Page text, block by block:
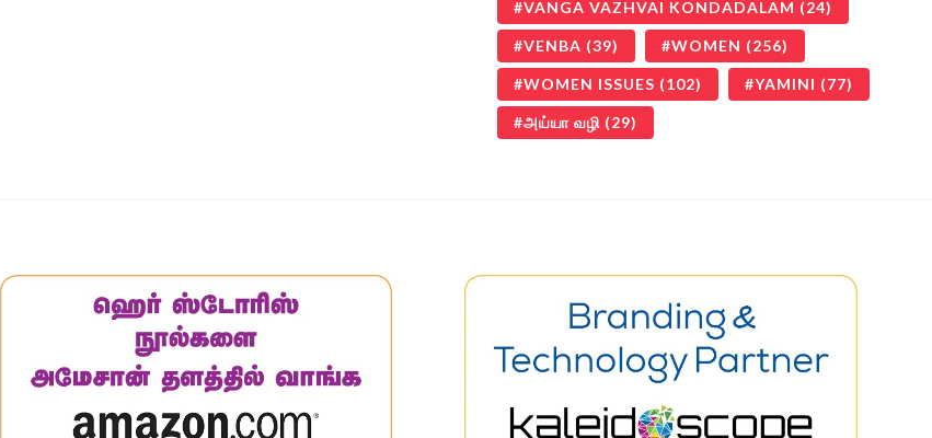
VANGA VAZHVAI KONDADALAM (24)
VENBA (39) WOMEN (256)
WOMEN ISSUES (102) YAMINI (77)
அய்யா வழி (29)